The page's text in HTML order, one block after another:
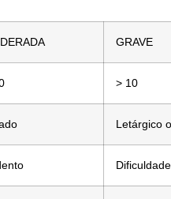
GRAVE
> 10
Letárgico